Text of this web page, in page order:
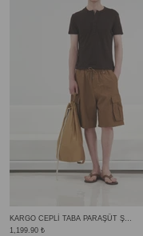
KARGO CEPLİ TABA PARAŞÜT ŞORT
1,199.90 ₺